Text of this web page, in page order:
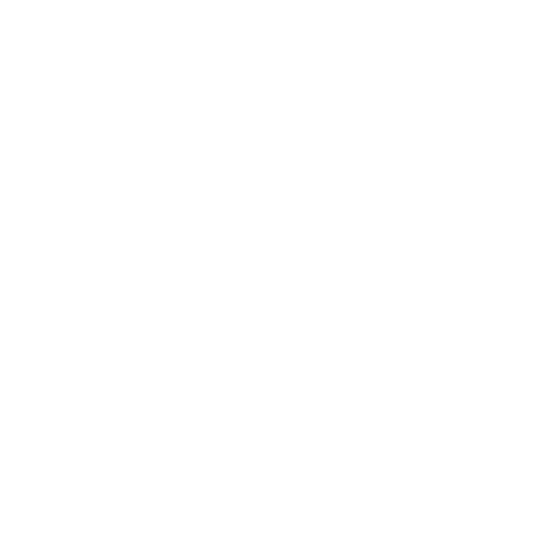
です。
ありません。
です。